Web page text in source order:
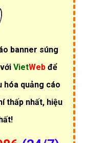
banner súng
VietWeb để
hóa quảng cáo
thấp nhất, hiệu